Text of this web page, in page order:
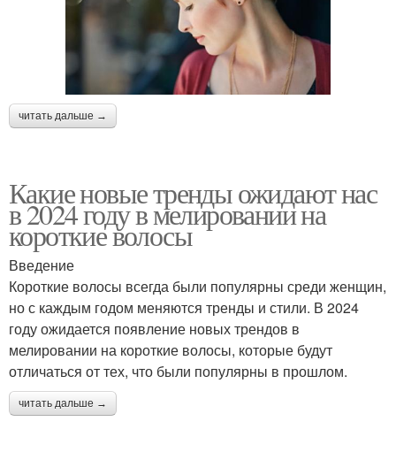
читать дальше →
Какие новые тренды ожидают нас
в 2024 году в мелировании на
короткие волосы
Введение
Короткие волосы всегда были популярны среди женщин,
но с каждым годом меняются тренды и стили. В 2024
году ожидается появление новых трендов в
мелировании на короткие волосы, которые будут
отличаться от тех, что были популярны в прошлом.
читать дальше →